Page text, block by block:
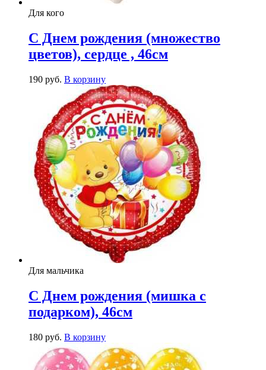
Для кого
С Днем рождения (множество
цветов), сердце , 46см
190 руб. В корзину
Для мальчика
С Днем рождения (мишка с
подарком), 46см
180 руб. В корзину